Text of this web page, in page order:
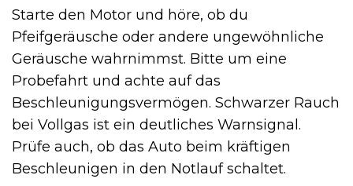
Starte den Motor und höre, ob du
Pfeifgeräusche oder andere ungewöhnliche
Geräusche wahrnimmst. Bitte um eine
Probefahrt und achte auf das
Beschleunigungsvermögen. Schwarzer Rauch
bei Vollgas ist ein deutliches Warnsignal.
Prüfe auch, ob das Auto beim kräftigen
Beschleunigen in den Notlauf schaltet.